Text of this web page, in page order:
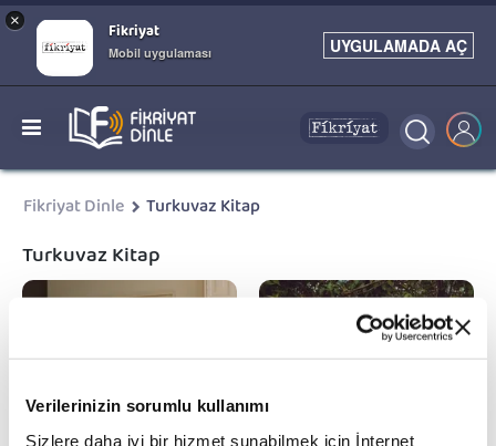
Verilerinizin sorumlu kullanımı
Sizlere daha iyi bir hizmet sunabilmek için İnternet
× Fikriyat
Mobil uygulaması UYGULAMADA AÇ
Fikriyat Dinle Turkuvaz Kitap
Turkuvaz Kitap